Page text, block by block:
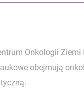
Onkologii Ziemi
obejmują